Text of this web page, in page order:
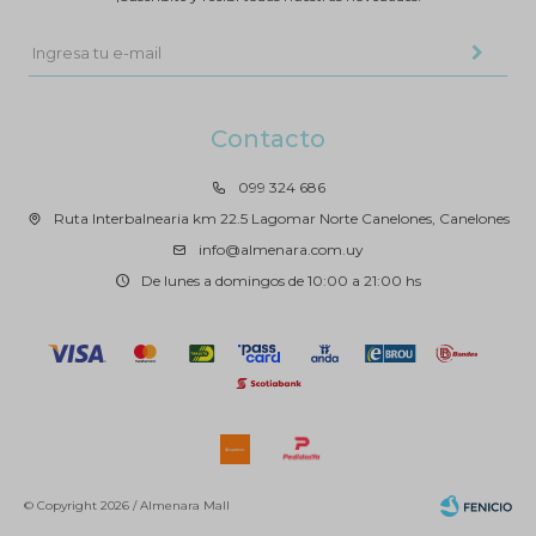
Contacto
099 324 686
Ruta Interbalnearia km 22.5 Lagomar Norte Canelones, Canelones
info@almenara.com.uy
De lunes a domingos de 10:00 a 21:00 hs
© Copyright 2026 / Almenara Mall